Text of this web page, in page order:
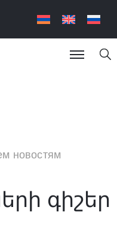
новостям
գիշեր